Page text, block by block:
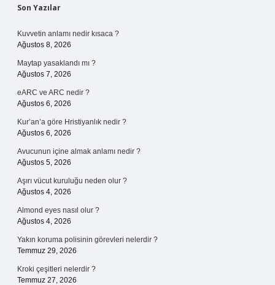
Sidebar
Son Yazılar
Kuvvetin anlamı nedir kısaca ?
Ağustos 8, 2026
Maytap yasaklandı mı ?
Ağustos 7, 2026
eARC ve ARC nedir ?
Ağustos 6, 2026
Kur’an’a göre Hristiyanlık nedir ?
Ağustos 6, 2026
Avucunun içine almak anlamı nedir ?
Ağustos 5, 2026
Aşırı vücut kuruluğu neden olur ?
Ağustos 4, 2026
Almond eyes nasıl olur ?
Ağustos 4, 2026
Yakın koruma polisinin görevleri nelerdir ?
Temmuz 29, 2026
Kroki çeşitleri nelerdir ?
Temmuz 27, 2026